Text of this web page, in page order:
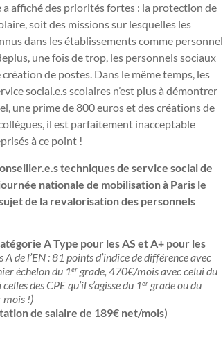
affiché des priorités fortes : la protection de
soit des missions sur lesquelles les
dans les établissements comme personnel
une fois de trop, les personnels sociaux
de postes. Dans le même temps, les
social.e.s scolaires n’est plus à démontrer
une prime de 800 euros et des créations de
il est parfaitement inacceptable
à ce point !
techniques de service social de
nationale de mobilisation à Paris le
de la revalorisation des personnels
A Type pour les AS et A+ pour les
de l’EN : 81 points d’indice de différence avec
échelon du 1er grade, 470€/mois avec celui du
des CPE qu’il s’agisse du 1er grade ou du
mois !)
de salaire de 189€ net/mois)